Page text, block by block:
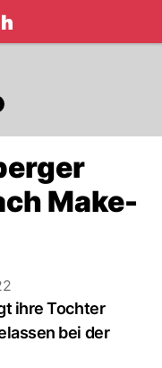
Make-
ihre Tochter
bei der